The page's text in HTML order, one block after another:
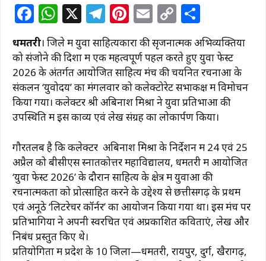
F
a
c
e
b
o
o
k
W
h
at
s
A
p
p
X T
el
e
g
ra
m
Pi
te
re
st
E
ai
l
C
p
y
Li
n
k
h
ar
e
धमतरी। जिले में युवा साहित्यकारों की सृजनात्मक अभिव्यक्तियों
को संजोने की दिशा में एक महत्वपूर्ण पहल करते हुए युवा फेस्ट
2026 के अंतर्गत आयोजित साहित्य मंच की चयनित रचनाओं के
संकलन ‘युवोदय’ का मंगलवार को कलेक्टोरेट सभाकक्ष में विमोचन
किया गया। कलेक्टर श्री अबिनाश मिश्रा ने युवा प्रतिभाओं की
उपस्थिति में इस काव्य एवं लेख संग्रह का लोकार्पण किया।
गौरतलब है कि कलेक्टर अबिनाश मिश्रा के निर्देशन में 24 एवं 25
अप्रैल को बीसीएस स्नातकोत्तर महाविद्यालय, धमतरी में आयोजित
‘युवा फेस्ट 2026’ के दौरान साहित्य के क्षेत्र में युवाओं की
रचनात्मकता को प्रोत्साहित करने के उद्देश्य से छत्तीसगढ़ के प्रथम
एवं अनूठे ‘लिटरेचर कॉर्नर’ का आयोजन किया गया था। इस मंच पर
प्रतिभागियों ने अपनी स्वरचित एवं अप्रकाशित कविताएं, लेख और
निबंध प्रस्तुत किए थे।
प्रतियोगिता में प्रदेश के 10 जिलों—धमतरी, रायपुर, दुर्ग, खैरागढ़,